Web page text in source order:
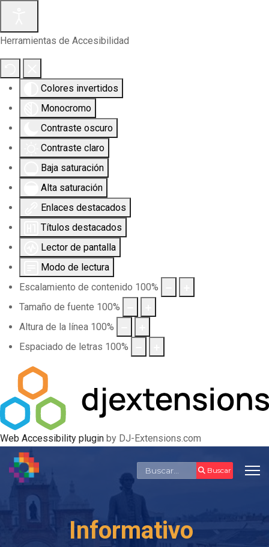
Herramientas de Accesibilidad
Colores invertidos
Monocromo
Contraste oscuro
Contraste claro
Baja saturación
Alta saturación
Enlaces destacados
Títulos destacados
Lector de pantalla
Modo de lectura
Escalamiento de contenido 100%
Tamaño de fuente 100%
Altura de la línea 100%
Espaciado de letras 100%
Web Accessibility plugin by DJ-Extensions.com
Buscar Buscar
Informativo